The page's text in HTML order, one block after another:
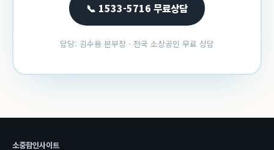
📞 1533-5716 무료상담
담당: 김수용 본부장 · 전국 소상공인 무료 상담
소중함인사이트